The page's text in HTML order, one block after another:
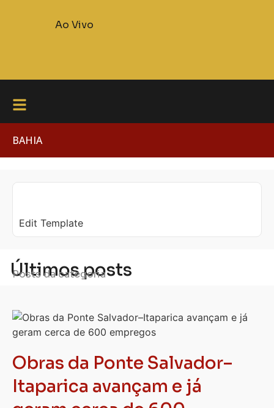
Ao Vivo
BAHIA
Edit Template
Últimos posts
Posts da categoria
Obras da Ponte Salvador–
Itaparica avançam e já